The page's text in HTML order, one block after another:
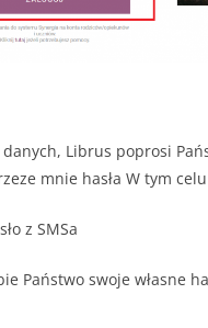
Librus poprosi
mnie hasła W tym
z SMSa
Państwo swoje własne